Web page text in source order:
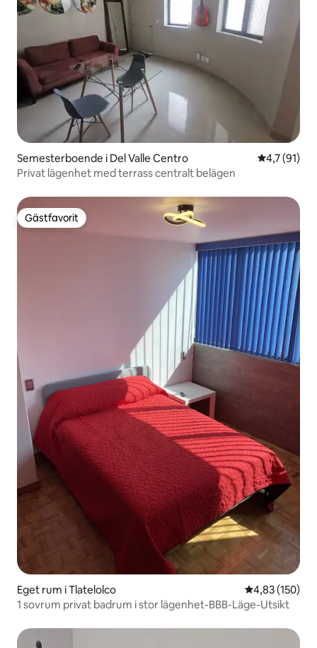
Semesterboende i Del Valle Centro 4,7 av 5 i
4,7 (91)
Privat lägenhet med terrass centralt belägen
Gästfavorit
Gästfavorit
Eget rum i Tlatelolco 4,83 av 5 i
4,83 (150)
1 sovrum privat badrum i stor lägenhet-BBB-Läge-Utsikt